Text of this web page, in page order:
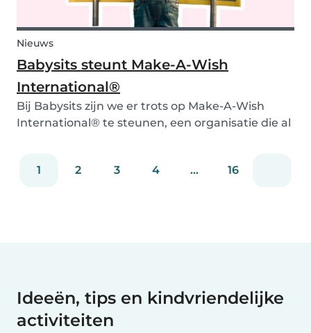
Nieuws
Babysits steunt Make-A-Wish
International®
Bij Babysits zijn we er trots op Make-A-Wish
International® te steunen, een organisatie die al
1
2 3 4 ... 16
Ideeën, tips en kindvriendelijke
activiteiten